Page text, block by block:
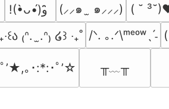
(⸝⸝๑  ̫ ๑⸝⸝⸝) ( ˘
₍ᐢ.  ̫.ᐢ₎ ໒꒱ ‧₊˚ /ᐠ. ｡.ᐟ\ᵐᵉᵒʷˎˊ˗
’★,｡･:*:･ﾟ’☆ ╥﹏╥